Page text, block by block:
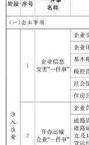
分享:
各县（市）网站
省区市政府